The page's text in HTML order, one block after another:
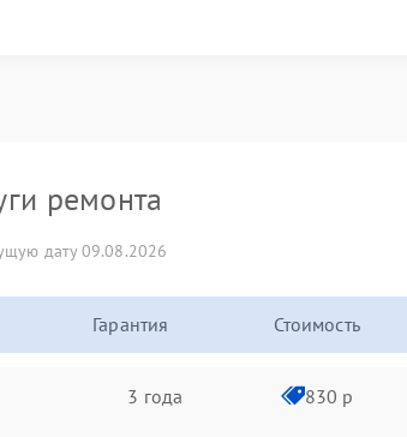
ремонта
дату 09.08.2026
Гарантия Стоимость
3 года 830 р